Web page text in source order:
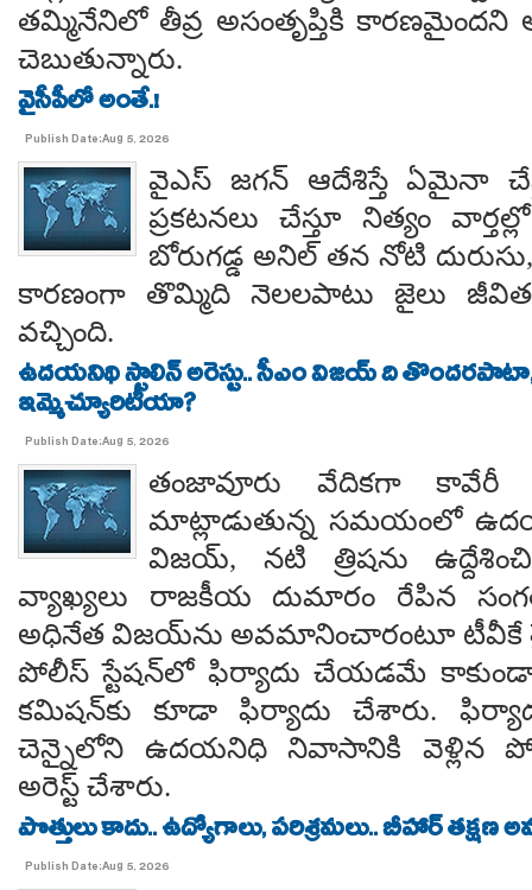
తమ్మినేనిలో తీవ్ర అసంతృప్తికి కారణమైందని
చెబుతున్నారు.
వైసీపీలో అంతే.!
Publish Date:Aug 5, 2026
వైఎస్ జగన్ ఆదేశిస్తే ఏమైనా
ప్రకటనలు చేస్తూ నిత్యం
బోరుగడ్డ అనిల్ తన నోటి
కారణంగా తొమ్మిది నెలలపాటు జైలు
వచ్చింది.
ఉదయనిథి స్టాలిన్ అరెస్టు.. సీఎం విజయ్ ది
ఇమ్మెచ్యూరిటీయా?
Publish Date:Aug 5, 2026
తంజావూరు వేదికగా
మాట్లాడుతున్న సమయంలో
విజయ్, నటి త్రిషను
వ్యాఖ్యలు రాజకీయ దుమారం రేపిన
అధినేత విజయ్‌ను అవమానించారంటూ టీవీకే
పోలీస్ స్టేషన్‌లో ఫిర్యాదు చేయడమే
కమిషన్‌కు కూడా ఫిర్యాదు చేశారు.
చెన్నైలోని ఉదయనిధి నివాసానికి వెళ్లిన
అరెస్ట్ చేశారు.
పొత్తులు కాదు.. ఉద్యోగాలు, పరిశ్రమలు.. బీహార్ తక్షణ
Publish Date:Aug 5, 2026